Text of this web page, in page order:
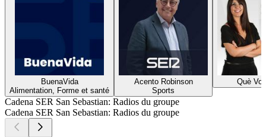
BuenaVida
Alimentation, Forme et santé
Acento Robinson
Sports
Què
Cadena SER San Sebastian: Radios du groupe
Cadena SER San Sebastian: Radios du groupe